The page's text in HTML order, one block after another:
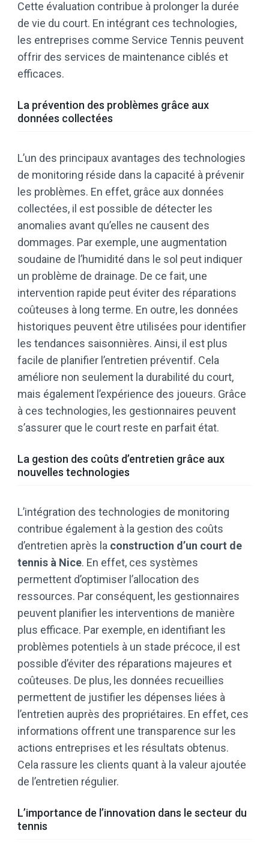
Cette évaluation contribue à prolonger la durée
de vie du court. En intégrant ces technologies,
les entreprises comme Service Tennis peuvent
offrir des services de maintenance ciblés et
efficaces.
La prévention des problèmes grâce aux
données collectées
L’un des principaux avantages des technologies
de monitoring réside dans la capacité à prévenir
les problèmes. En effet, grâce aux données
collectées, il est possible de détecter les
anomalies avant qu’elles ne causent des
dommages. Par exemple, une augmentation
soudaine de l’humidité dans le sol peut indiquer
un problème de drainage. De ce fait, une
intervention rapide peut éviter des réparations
coûteuses à long terme. En outre, les données
historiques peuvent être utilisées pour identifier
les tendances saisonnières. Ainsi, il est plus
facile de planifier l’entretien préventif. Cela
améliore non seulement la durabilité du court,
mais également l’expérience des joueurs. Grâce
à ces technologies, les gestionnaires peuvent
s’assurer que le court reste en parfait état.
La gestion des coûts d’entretien grâce aux
nouvelles technologies
L’intégration des technologies de monitoring
contribue également à la gestion des coûts
d’entretien après la construction d’un court de
tennis à Nice. En effet, ces systèmes
permettent d’optimiser l’allocation des
ressources. Par conséquent, les gestionnaires
peuvent planifier les interventions de manière
plus efficace. Par exemple, en identifiant les
problèmes potentiels à un stade précoce, il est
possible d’éviter des réparations majeures et
coûteuses. De plus, les données recueillies
permettent de justifier les dépenses liées à
l’entretien auprès des propriétaires. En effet, ces
informations offrent une transparence sur les
actions entreprises et les résultats obtenus.
Cela rassure les clients quant à la valeur ajoutée
de l’entretien régulier.
L’importance de l’innovation dans le secteur du
tennis